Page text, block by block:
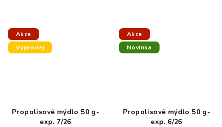
Akce
Výprodej
Propolisové mýdlo 50 g-
exp. 7/26
Akce
Novinka
Propolisové mýdlo 50 g-
exp. 6/26